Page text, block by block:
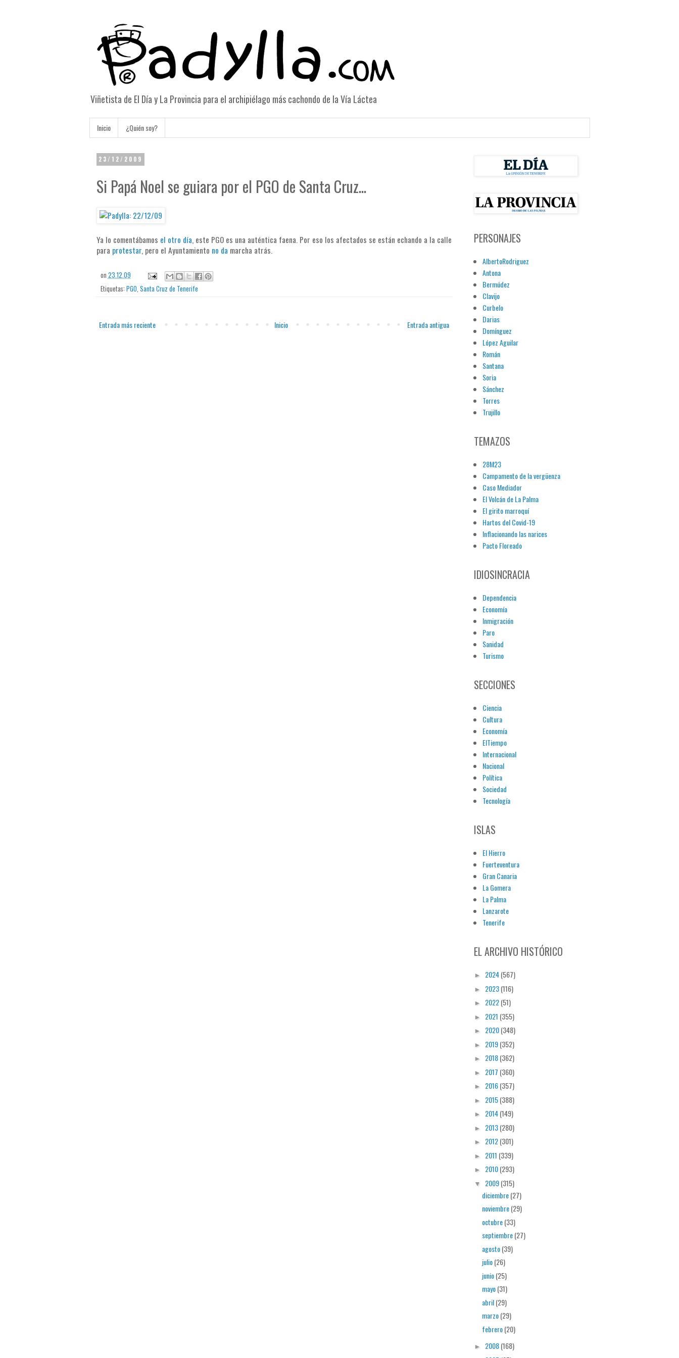
Viñetista de El Día y La Provincia para el archipiélago más cachondo de la Vía Láctea
Inicio ¿Quién soy?
23/12/2009
Si Papá Noel se guiara por el PGO de Santa Cruz...
Ya lo comentábamos el otro día, este PGO es una auténtica faena. Por eso los afectados se están echando a la calle
para protestar, pero el Ayuntamiento no da marcha atrás.
on 23.12.09
Etiquetas: PGO, Santa Cruz de Tenerife
Entrada más reciente Entrada antigua
Inicio
PERSONAJES
AlbertoRodriguez
Antona
Bermúdez
Clavijo
Curbelo
Darias
Domínguez
López Aguilar
Román
Santana
Soria
Sánchez
Torres
Trujillo
TEMAZOS
28M23
Campamento de la vergüenza
Caso Mediador
El Volcán de La Palma
El girito marroquí
Hartos del Covid-19
Inflacionando las narices
Pacto Floreado
IDIOSINCRACIA
Dependencia
Economía
Inmigración
Paro
Sanidad
Turismo
SECCIONES
Ciencia
Cultura
Economía
ElTiempo
Internacional
Nacional
Política
Sociedad
Tecnología
ISLAS
El Hierro
Fuerteventura
Gran Canaria
La Gomera
La Palma
Lanzarote
Tenerife
EL ARCHIVO HISTÓRICO
► 2024(567)
► 2023(116)
► 2022(51)
► 2021 (355)
► 2020(348)
► 2019(352)
► 2018(362)
► 2017 (360)
► 2016(357)
► 2015(388)
► 2014(149)
► 2013(280)
► 2012(301)
► 2011 (339)
► 2010(293)
▼ 2009(315)
diciembre(27)
noviembre(29)
octubre(33)
septiembre(27)
agosto(39)
julio(26)
junio(25)
mayo(31)
abril(29)
marzo(29)
febrero(20)
► 2008(168)